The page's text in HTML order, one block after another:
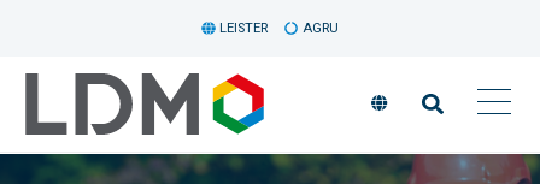
LEISTER AGRU